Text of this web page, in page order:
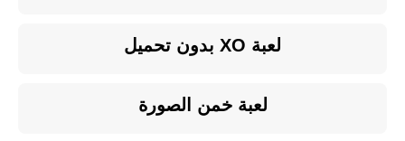
لعبة XO بدون تحميل
لعبة خمن الصورة